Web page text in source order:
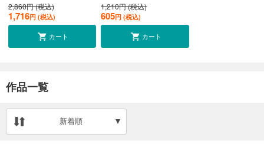
2,860円 (税込)
1,716円 (税込)
カート
1,210円 (税込)
605円 (税込)
カート
作品一覧
新着順